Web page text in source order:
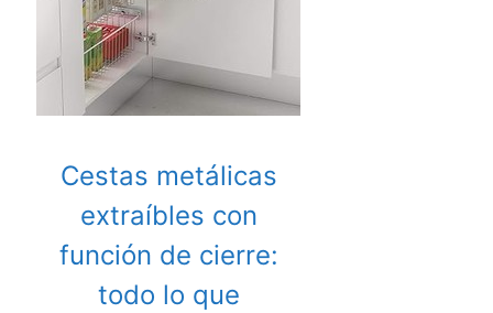
Cestas metálicas
extraíbles con
función de cierre:
todo lo que